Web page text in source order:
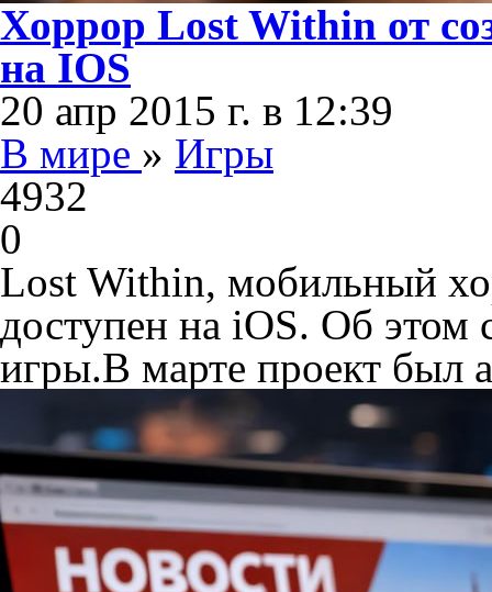
Хоррор Lost Within от
на IOS
20 апр 2015 г. в 12:39
В мире » Игры
4932
0
Lost Within, мобильный
доступен на iOS. Об этом
игры.В марте проект был